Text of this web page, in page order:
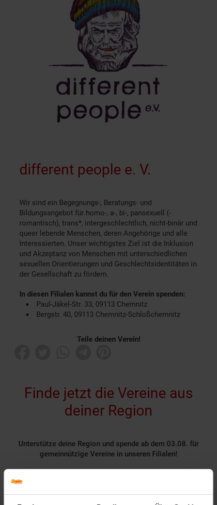
different people e. V.
Wir sind ein Begegnungs-, Beratungs- und
Bildungsangebot für homo-, a-, bi-, pansexuell (-
romantisch), trans*, intergeschlechtlich, nicht-binär und
queer lebende Menschen, deren Angehörige und alle
Interessierten. Unser wichtigstes Ziel ist die Inklusion
und Akzeptanz von Menschen mit unterschiedlichen
sexuellen Orientierungen und Geschlechtsidentitäten in
der Gesellschaft zu fördern.
In diesen Filialen kannst du für den Verein spenden:
Paul-Jäkel-Str. 33, 09113 Chemnitz
Bergstr. 40, 09113 Chemnitz-Schloßchemnitz
Teile deinen Verein!
Finde jetzt die Vereine aus
deiner Region
Unterstütze deine Region und spende ab dem 03.08. für
gemeinnützige Vereine in unseren Filialen!
Unterstützung.